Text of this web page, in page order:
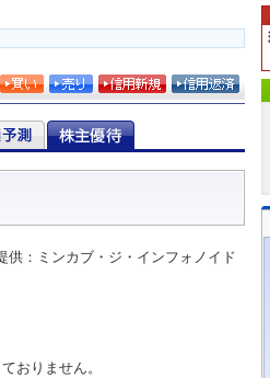
供：ミンカブ・ジ・インフォノイド
おりません。